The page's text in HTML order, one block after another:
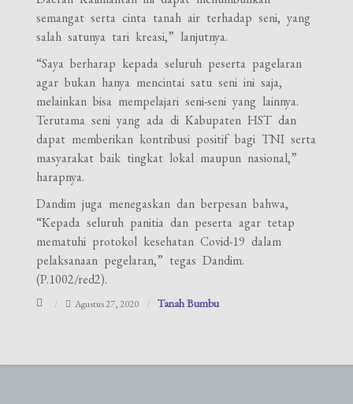
semangat serta cinta tanah air terhadap seni, yang
salah satunya tari kreasi,” lanjutnya.
“Saya berharap kepada seluruh peserta pagelaran
agar bukan hanya mencintai satu seni ini saja,
melainkan bisa mempelajari seni-seni yang lainnya.
Terutama seni yang ada di Kabupaten HST dan
dapat memberikan kontribusi positif bagi TNI serta
masyarakat baik tingkat lokal maupun nasional,”
harapnya.
Dandim juga menegaskan dan berpesan bahwa,
“Kepada seluruh panitia dan peserta agar tetap
mematuhi protokol kesehatan Covid-19 dalam
pelaksanaan pegelaran,” tegas Dandim.
(P.1002/red2).
Agustus 27, 2020 Tanah Bumbu